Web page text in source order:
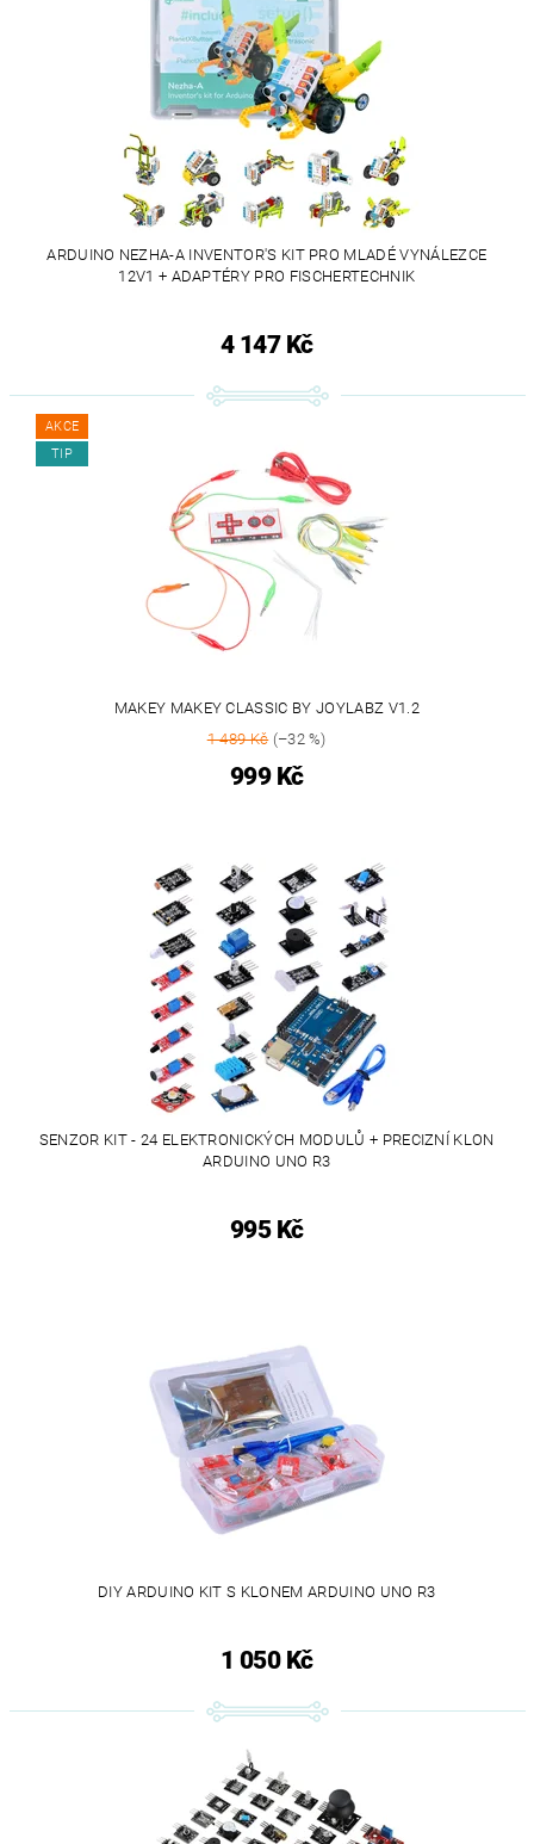
ARDUINO NEZHA-A INVENTOR'S KIT PRO MLADÉ VYNÁLEZCE
12V1 + ADAPTÉRY PRO FISCHERTECHNIK
4 147 Kč
AKCE
TIP
MAKEY MAKEY CLASSIC BY JOYLABZ V1.2
1 489 Kč(–32 %)
999 Kč
SENZOR KIT - 24 ELEKTRONICKÝCH MODULŮ + PRECIZNÍ KLON
ARDUINO UNO R3
995 Kč
DIY ARDUINO KIT S KLONEM ARDUINO UNO R3
1 050 Kč